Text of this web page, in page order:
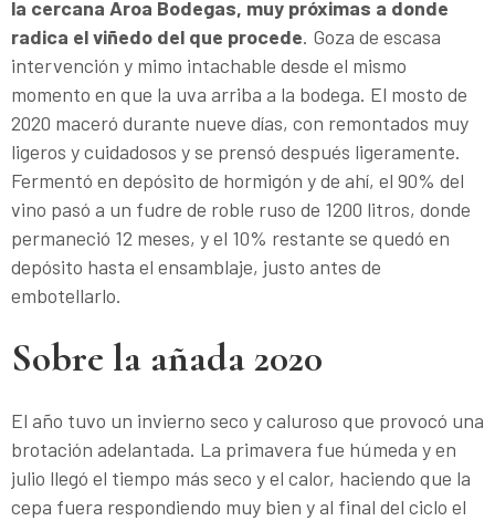
la cercana Aroa Bodegas, muy próximas a donde
radica el viñedo del que procede. Goza de escasa
intervención y mimo intachable desde el mismo
momento en que la uva arriba a la bodega. El mosto de
2020 maceró durante nueve días, con remontados muy
ligeros y cuidadosos y se prensó después ligeramente.
Fermentó en depósito de hormigón y de ahí, el 90% del
vino pasó a un fudre de roble ruso de 1200 litros, donde
permaneció 12 meses, y el 10% restante se quedó en
depósito hasta el ensamblaje, justo antes de
embotellarlo.
Sobre la añada 2020
El año tuvo un invierno seco y caluroso que provocó una
brotación adelantada. La primavera fue húmeda y en
julio llegó el tiempo más seco y el calor, haciendo que la
cepa fuera respondiendo muy bien y al final del ciclo el